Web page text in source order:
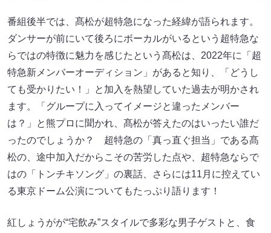
番組後半では、髙松が超特急になった経緯が語られます。
ダンサーが前にいて後ろにボーカルがいるという超特急な
らではの特徴に魅力を感じたという髙松は、2022年に「超
特急新メンバーオーディション」があると知り、「どうし
ても受かりたい！」と加入を熱望していた過去が明かされ
ます。「グループに入ってイメージと違ったメンバー
は？」と熊プロに聞かれ、髙松が答えたのはいったい誰だ
ったのでしょうか？ 超特急の「真っ直ぐ担当」である髙
松の、途中加入だからこその苦労した点や、超特急ならで
はの「トンチキソング」の裏話、さらには11月に控えてい
る東京ドーム公演についてもたっぷり語ります！
紅しょうがが“宅飲み”スタイルで多彩な男子ゲストと、食